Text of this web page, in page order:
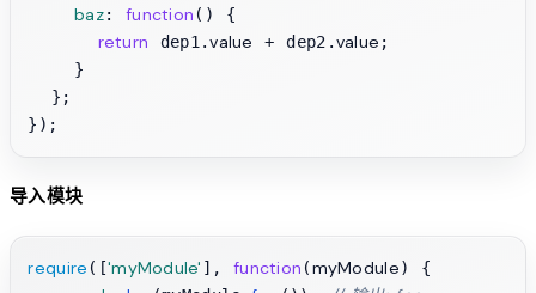
baz: function ( ) {
return dep1.value + dep2.value ;
    }
  };
导入模块
require (['myModule' ], function (myModule) {